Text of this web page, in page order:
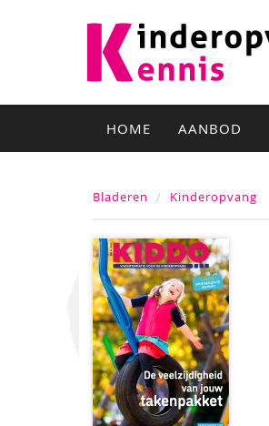
HOME AANBOD
Bladeren Kinderopvang